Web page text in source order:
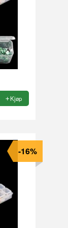
Kjøp
-16%